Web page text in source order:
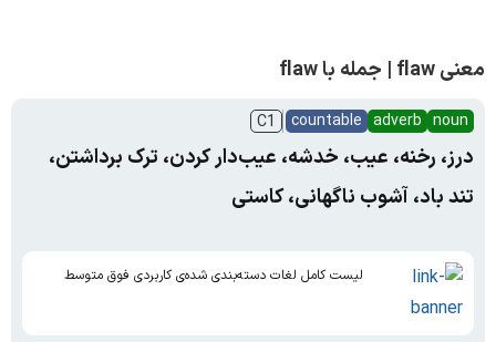
معنی flaw | جمله با flaw
noun
adverb
countable
C1
درز، رخنه، عیب، خدشه، عیب‌دار کردن، ترک برداشتن،
تند باد، آشوب ناگهانی، کاستی
لیست کامل لغات دسته‌بندی شده‌ی کاربردی فوق متوسط